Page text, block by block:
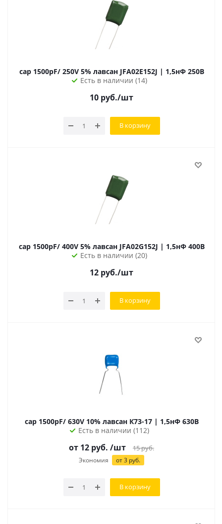
cap 1500pF/ 250V 5% лавсан JFA02E152J | 1,5нФ 250В
Есть в наличии (14)
10 руб./шт
В корзину
cap 1500pF/ 400V 5% лавсан JFA02G152J | 1,5нФ 400В
Есть в наличии (20)
12 руб./шт
В корзину
cap 1500pF/ 630V 10% лавсан К73-17 | 1,5нФ 630В
Есть в наличии (112)
от 12 руб. /шт 15руб.
Экономия от3 руб.
В корзину